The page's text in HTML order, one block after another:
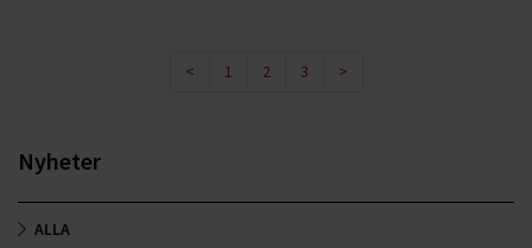
< 1 2 3 >
Nyheter
ALLA